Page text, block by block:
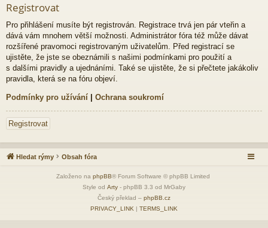
Registrovat
Pro přihlášení musíte být registrován. Registrace trvá jen pár vteřin a
dává vám mnohem větší možnosti. Administrátor fóra též může dávat
rozšířené pravomoci registrovaným uživatelům. Před registrací se
ujistěte, že jste se obeznámili s našimi podmínkami pro použití a
s dalšími pravidly a ujednáními. Také se ujistěte, že si přečtete jakákoliv
pravidla, která se na fóru objeví.
Podmínky pro užívání | Ochrana soukromí
Registrovat
Hledat rýmy Obsah fóra
Založeno na phpBB® Forum Software © phpBB Limited
Style od Arty - phpBB 3.3 od MrGaby
Český překlad – phpBB.cz
PRIVACY_LINK | TERMS_LINK